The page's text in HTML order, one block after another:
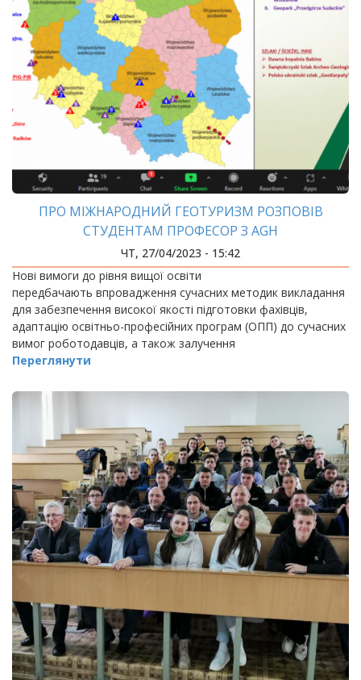
ПРО МІЖНАРОДНИЙ ГЕОТУРИЗМ РОЗПОВІВ
СТУДЕНТАМ ПРОФЕСОР З AGH
ЧТ, 27/04/2023 - 15:42
Нові вимоги до рівня вищої освіти
передбачають впровадження сучасних методик викладання
для забезпечення високої якості підготовки фахівців,
адаптацію освітньо-професійних програм (ОПП) до сучасних
вимог роботодавців, а також залучення
Переглянути